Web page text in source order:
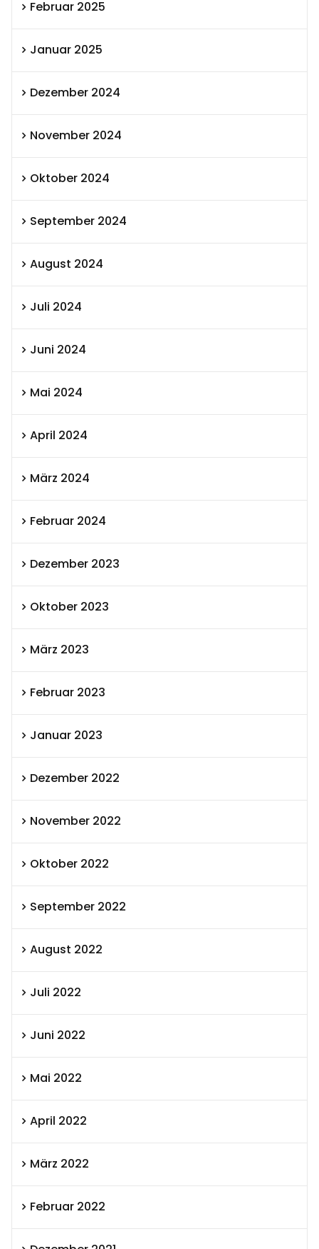
Februar 2025
Januar 2025
Dezember 2024
November 2024
Oktober 2024
September 2024
August 2024
Juli 2024
Juni 2024
Mai 2024
April 2024
März 2024
Februar 2024
Dezember 2023
Oktober 2023
März 2023
Februar 2023
Januar 2023
Dezember 2022
November 2022
Oktober 2022
September 2022
August 2022
Juli 2022
Juni 2022
Mai 2022
April 2022
März 2022
Februar 2022